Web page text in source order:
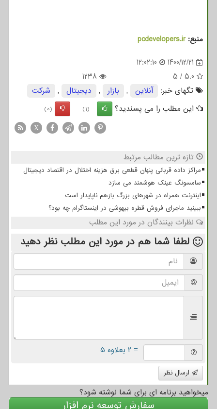
منبع:pcdevelopers.ir
1400/12/21
12:02:10
5.0
/
5
1238
تگهای خبر:
آنلاین , بازار , دیجیتال ,
شركت
این مطلب را می پسندید؟
(1)
(0)
X
تازه ترین مطالب مرتبط
مراکز داده قربانی پنهان قطعی برق هزینه اختلال در اقتصاد دیجیتال
سامسونگ عینک هوشمند می سازد
اینترنت همراه در شهرهای بزرگ بازهم ناپایدار است
ببینید ماجرای فروش قطره بیهوشی در اینستاگرام چه بود؟
نظرات بینندگان در مورد این مطلب
لطفا شما هم در مورد این مطلب نظر دهید
= ۲ بعلاوه ۵
ارسال نظر
میخواهید برنامه ای برای شما نوشته شود؟
سفارش توسعه نرم افزار